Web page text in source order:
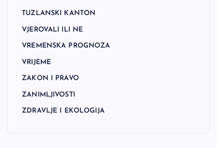
TUZLANSKI KANTON
VJEROVALI ILI NE
VREMENSKA PROGNOZA
VRIJEME
ZAKON I PRAVO
ZANIMLJIVOSTI
ZDRAVLJE I EKOLOGIJA